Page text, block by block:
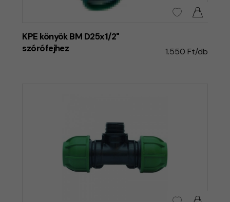
KPE könyök BM D25x1/2"
szórófejhez
1.550 Ft/db